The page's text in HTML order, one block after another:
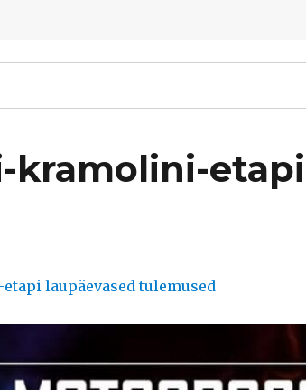
kramolini-
laupäevased tulemused